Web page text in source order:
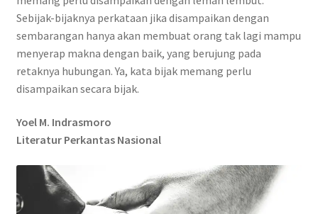
Sebijak-bijaknya perkataan jika disampaikan dengan
sembarangan hanya akan membuat orang tak lagi mampu
menyerap makna dengan baik, yang berujung pada
retaknya hubungan. Ya, kata bijak memang perlu
disampaikan secara bijak.
Yoel M. Indrasmoro
Literatur Perkantas Nasional